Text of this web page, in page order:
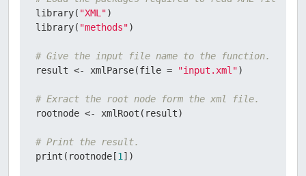
library( "XML")
library( "methods")
# Give the input file name to the function.
result <- xmlParse(file = "input.xml")
# Exract the root node form the xml file.
rootnode <- xmlRoot ( result)
# Print the result.
print ( rootnode [1 ] )